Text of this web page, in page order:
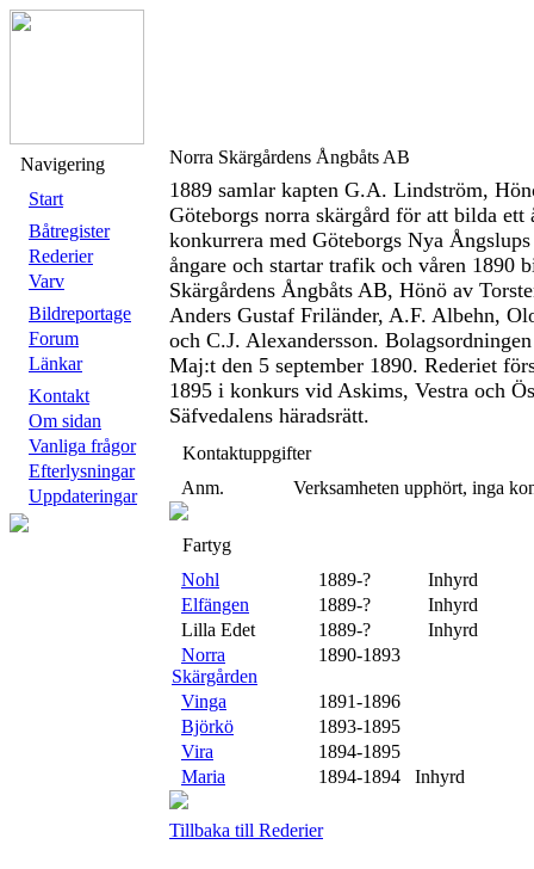
Navigering
Start
Båtregister
Rederier
Varv
Bildreportage
Forum
Länkar
Kontakt
Om sidan
Vanliga frågor
Efterlysningar
Uppdateringar
Norra Skärgårdens Ångbåts AB
1889 samlar kapten G.A. Lindström,
Göteborgs norra skärgård för att bilda ett
konkurrera med Göteborgs Nya
ångare och startar trafik och våren 1890
Skärgårdens Ångbåts AB, Hönö av
Anders Gustaf Friländer, A.F. Albehn,
och C.J. Alexandersson.
Maj:t den 5 september 1890. Rederiet
1895 i konkurs vid Askims, Vestra och
Säfvedalens häradsrätt.
Kontaktuppgifter
Anm.
Verksamheten upphört, inga
Fartyg
Nohl
1889-?
Inhyrd
Elfängen
1889-?
Inhyrd
Lilla Edet
1889-?
Inhyrd
Norra
Skärgården
1890-1893
Vinga
1891-1896
Björkö
1893-1895
Vira
1894-1895
Maria
1894-1894 Inhyrd
Tillbaka till Rederier